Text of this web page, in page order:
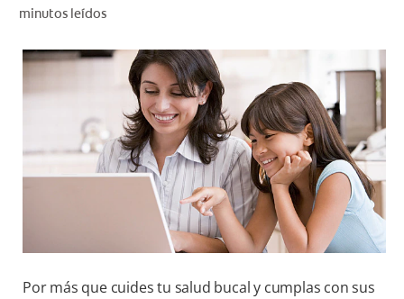
PARA PROFESIONALES
AR (ES)
SUSCRIBITE
minutos leídos
Por más que cuides tu salud bucal y cumplas con sus